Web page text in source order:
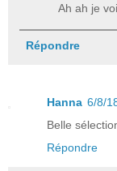
Ah ah je
Répondre
Hanna 6/8/
Belle
Répondre